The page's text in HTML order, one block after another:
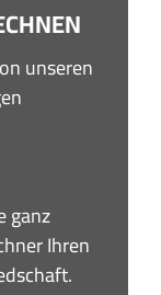
unseren
ganz
Ihren